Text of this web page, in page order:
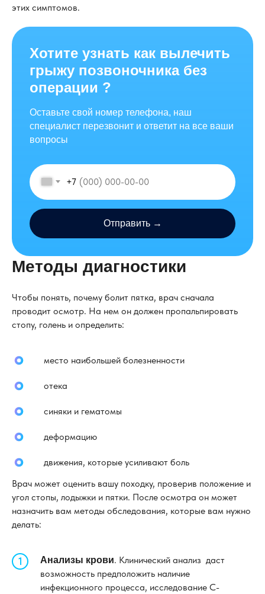
этих симптомов.
Хотите узнать как вылечить
грыжу позвоночника без
операции ?
Оставьте свой номер телефона, наш
специалист перезвонит и ответит на все ваши
вопросы
+7
Отправить →
Методы диагностики
Чтобы понять, почему болит пятка, врач сначала
проводит осмотр. На нем он должен пропальпировать
стопу, голень и определить:
место наибольшей болезненности
отека
синяки и гематомы
деформацию
движения, которые усиливают боль
Врач может оценить вашу походку, проверив положение и
угол стопы, лодыжки и пятки. После осмотра он может
назначить вам методы обследования, которые вам нужно
делать:
Анализы крови. Клинический анализ даст
возможность предположить наличие
инфекционного процесса, исследование С-